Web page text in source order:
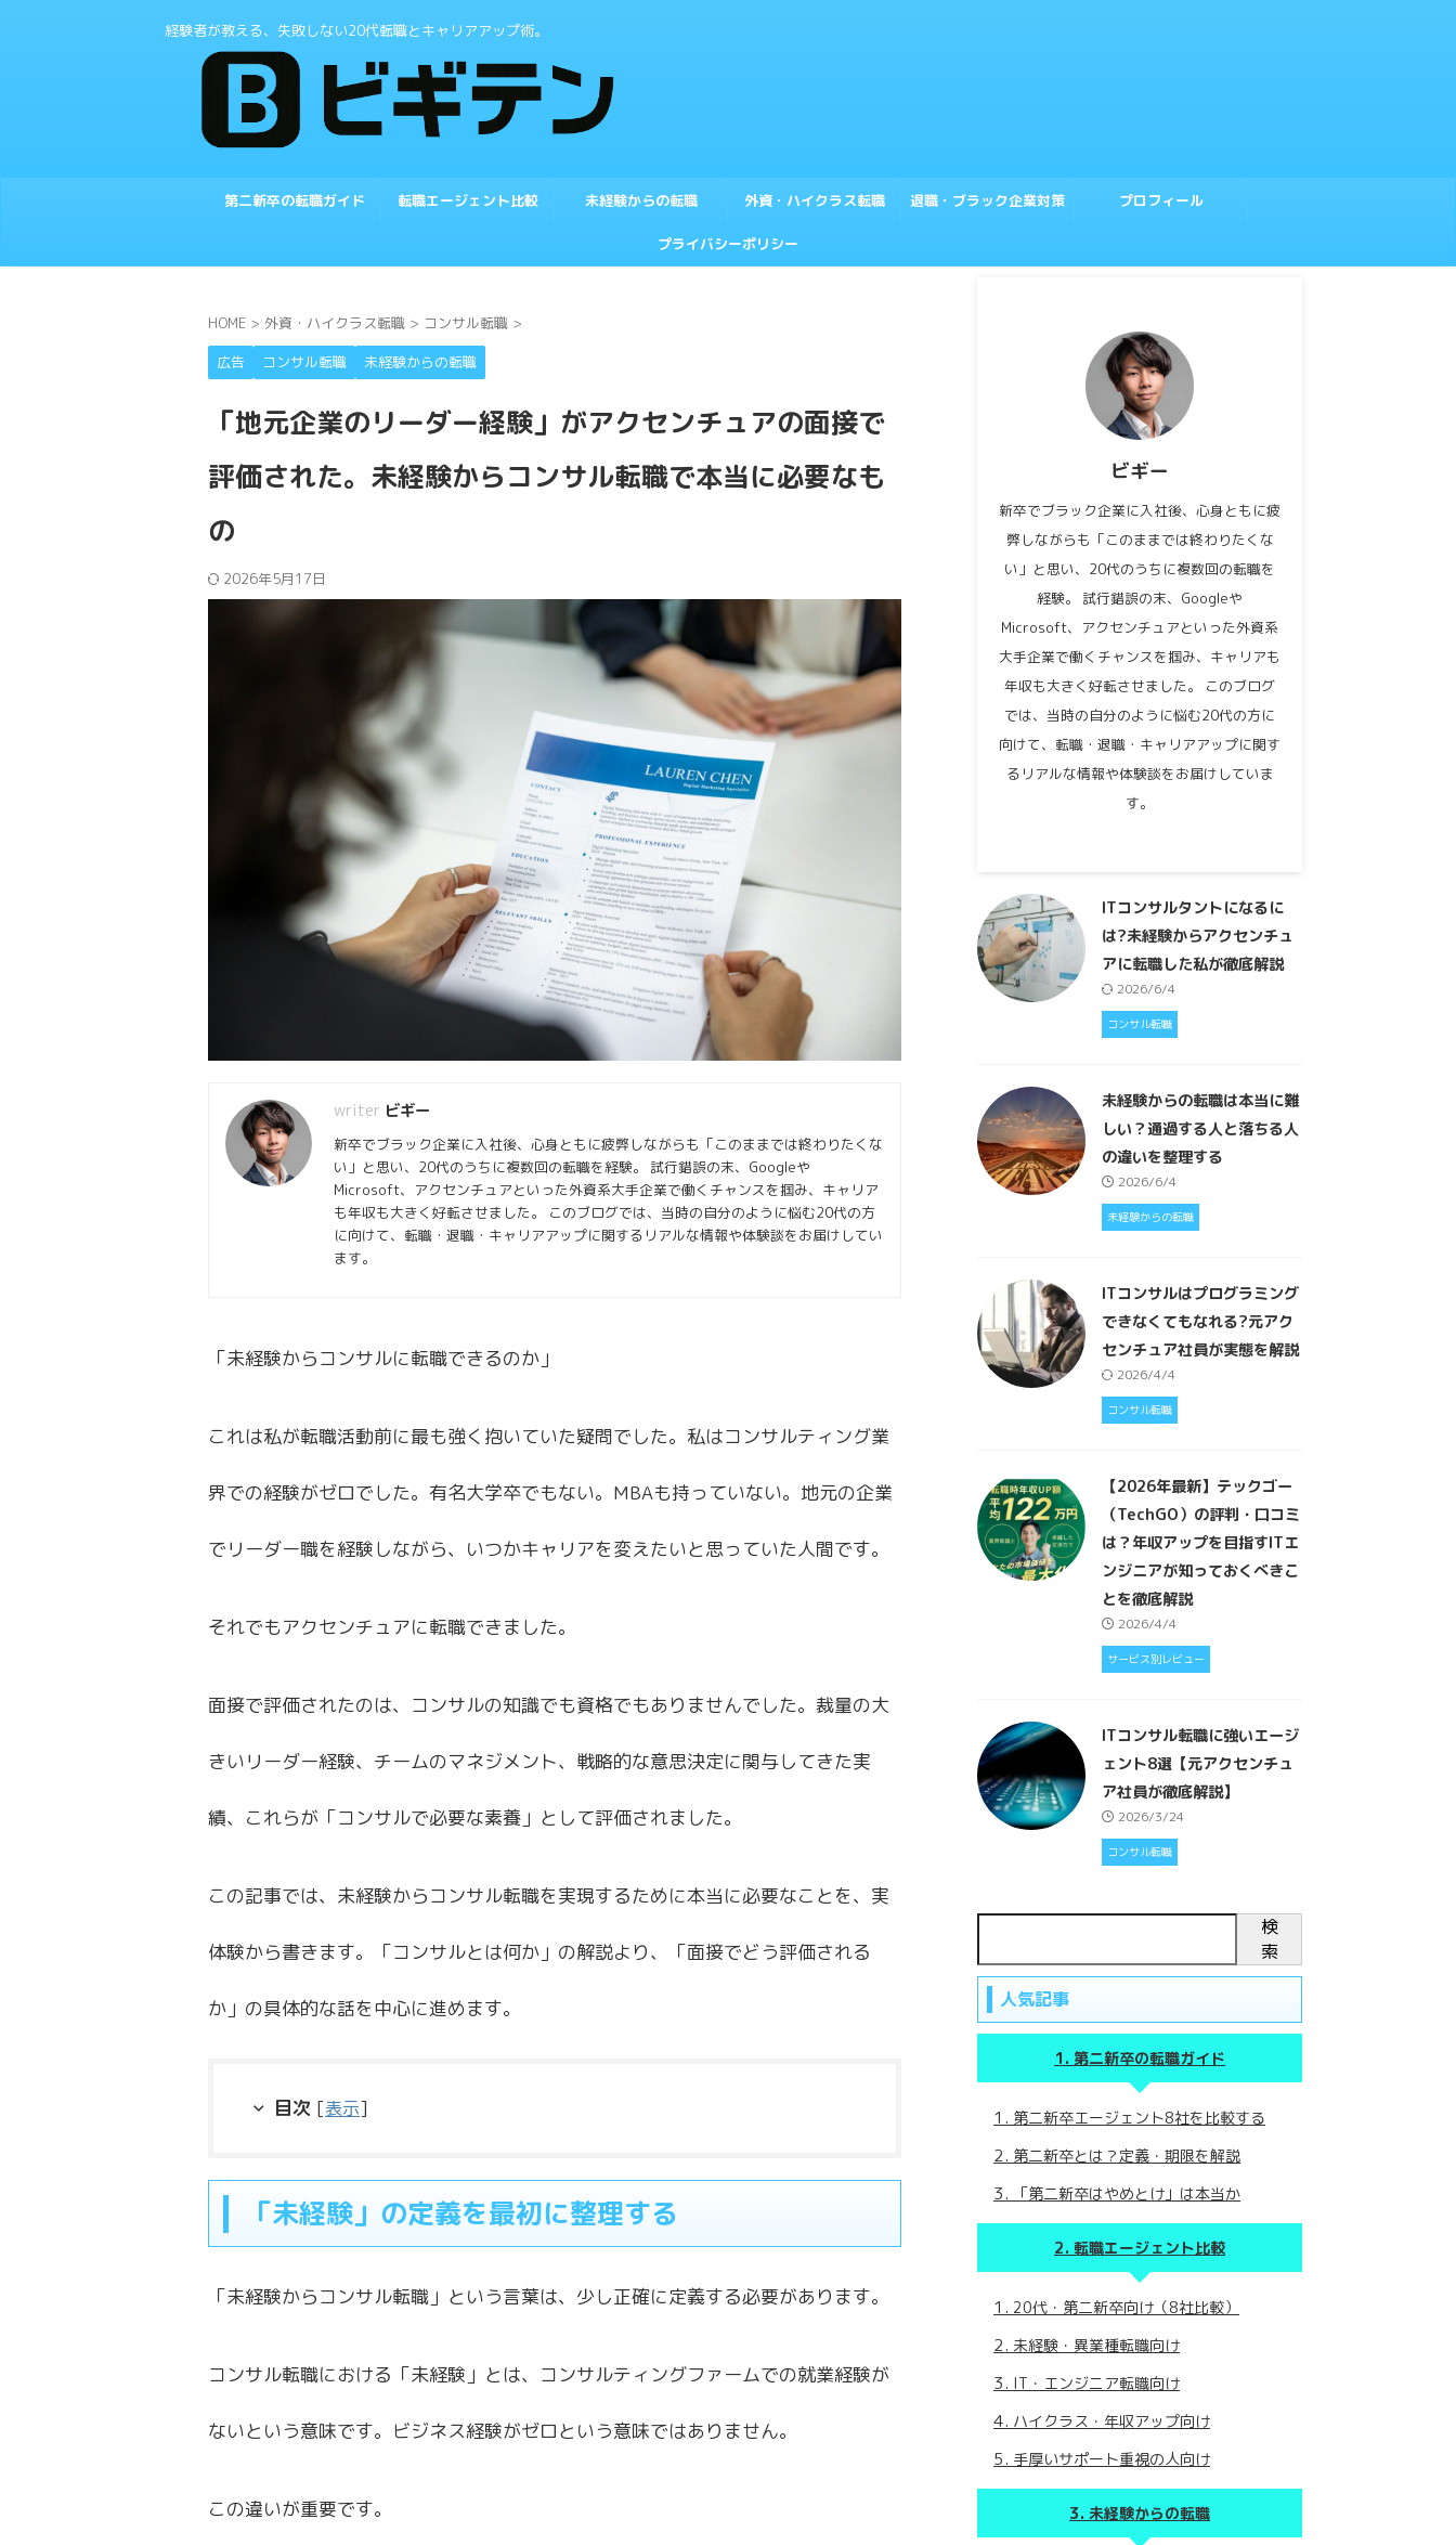
経験者が教える、失敗しない20代転職とキャリアアップ術。
第二新卒の転職ガイド 転職エージェント比較 未経験からの転職 外資・ハイクラス転職 退職・ブラック企業対策 プロフィール
プライバシーポリシー
HOME > 外資・ハイクラス転職 > コンサル転職 >
広告
コンサル転職 未経験からの転職
「地元企業のリーダー経験」がアクセンチュアの面接で
評価された。未経験からコンサル転職で本当に必要なも
の
2026年5月17日
ビギー
新卒でブラック企業に入社後、心身ともに疲弊しながらも「このままでは終わりたくな
い」と思い、20代のうちに複数回の転職を経験。 試行錯誤の末、Googleや
Microsoft、アクセンチュアといった外資系大手企業で働くチャンスを掴み、キャリア
も年収も大きく好転させました。 このブログでは、当時の自分のように悩む20代の方
に向けて、転職・退職・キャリアアップに関するリアルな情報や体験談をお届けしてい
ます。
「未経験からコンサルに転職できるのか」
これは私が転職活動前に最も強く抱いていた疑問でした。私はコンサルティング業
界での経験がゼロでした。有名大学卒でもない。MBAも持っていない。地元の企業
でリーダー職を経験しながら、いつかキャリアを変えたいと思っていた人間です。
それでもアクセンチュアに転職できました。
面接で評価されたのは、コンサルの知識でも資格でもありませんでした。裁量の大
きいリーダー経験、チームのマネジメント、戦略的な意思決定に関与してきた実
績、これらが「コンサルで必要な素養」として評価されました。
この記事では、未経験からコンサル転職を実現するために本当に必要なことを、実
体験から書きます。「コンサルとは何か」の解説より、「面接でどう評価される
か」の具体的な話を中心に進めます。
目次 [表示]
「未経験」の定義を最初に整理する
「未経験からコンサル転職」という言葉は、少し正確に定義する必要があります。
コンサル転職における「未経験」とは、コンサルティングファームでの就業経験が
ないという意味です。ビジネス経験がゼロという意味ではありません。
この違いが重要です。
ビギー
新卒でブラック企業に入社後、心身ともに疲
弊しながらも「このままでは終わりたくな
い」と思い、20代のうちに複数回の転職を
経験。 試行錯誤の末、Googleや
Microsoft、アクセンチュアといった外資系
大手企業で働くチャンスを掴み、キャリアも
年収も大きく好転させました。 このブログ
では、当時の自分のように悩む20代の方に
向けて、転職・退職・キャリアアップに関す
るリアルな情報や体験談をお届けしていま
す。
ITコンサルタントになるに
は?未経験からアクセンチュ
アに転職した私が徹底解説
2026/6/4
コンサル転職
未経験からの転職は本当に難
しい？通過する人と落ちる人
の違いを整理する
2026/6/4
未経験からの転職
ITコンサルはプログラミング
できなくてもなれる?元アク
センチュア社員が実態を解説
2026/4/4
コンサル転職
【2026年最新】テックゴー
（TechGO）の評判・口コミ
は？年収アップを目指すITエ
ンジニアが知っておくべきこ
とを徹底解説
2026/4/4
サービス別レビュー
ITコンサル転職に強いエージ
ェント8選【元アクセンチュ
ア社員が徹底解説】
2026/3/24
コンサル転職
検
索
人気記事
第二新卒の転職ガイド
第二新卒エージェント8社を比較する
第二新卒とは？定義・期限を解説
「第二新卒はやめとけ」は本当か
転職エージェント比較
20代・第二新卒向け（8社比較）
未経験・異業種転職向け
IT・エンジニア転職向け
ハイクラス・年収アップ向け
手厚いサポート重視の人向け
未経験からの転職